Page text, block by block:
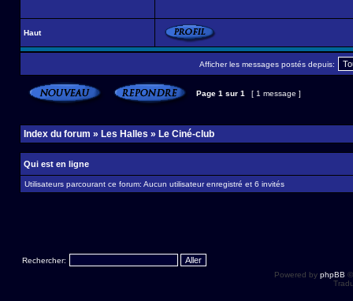
Haut
Afficher les messages postés depuis:
Page 1 sur 1 [ 1 message ]
Index du forum » Les Halles » Le Ciné-club
Qui est en ligne
Utilisateurs parcourant ce forum: Aucun utilisateur enregistré et 6 invités
Rechercher:
Powered by phpBB